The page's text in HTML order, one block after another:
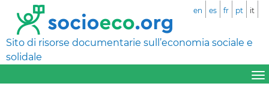
Sito di risorse documentarie sull’economia sociale e
solidale
en es fr pt it